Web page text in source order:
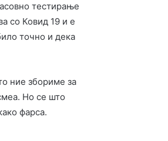
тестирање
со Ковид 19 и е
точно и дека
ние збориме за
Но се што
фарса.